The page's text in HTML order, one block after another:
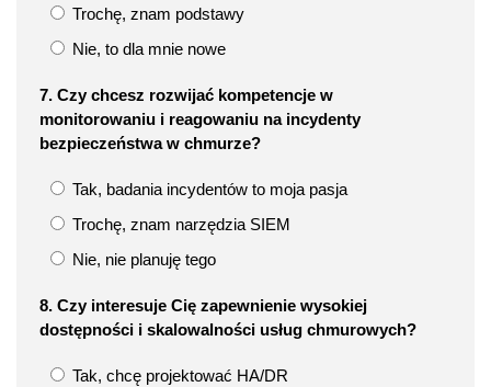
Trochę, znam podstawy
Nie, to dla mnie nowe
7. Czy chcesz rozwijać kompetencje w
monitorowaniu i reagowaniu na incydenty
bezpieczeństwa w chmurze?
Tak, badania incydentów to moja pasja
Trochę, znam narzędzia SIEM
Nie, nie planuję tego
8. Czy interesuje Cię zapewnienie wysokiej
dostępności i skalowalności usług chmurowych?
Tak, chcę projektować HA/DR